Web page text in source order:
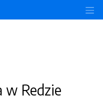
w Redzie